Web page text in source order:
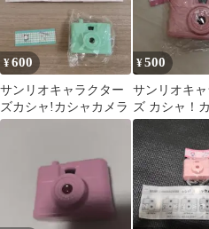
¥600
サンリオキャラクター
ズカシャ!カシャカメラ
¥500
サンリオキ
ズ カシャ！
ラ